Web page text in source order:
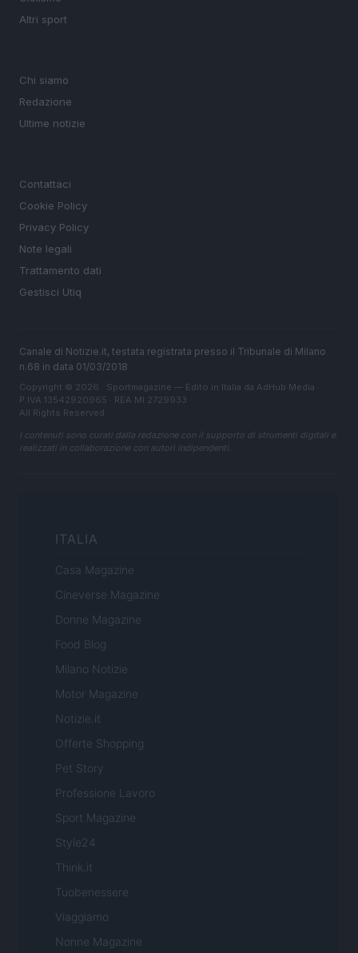
Altri sport
Chi siamo
Redazione
Ultime notizie
Contattaci
Cookie Policy
Privacy Policy
Note legali
Trattamento dati
Gestisci Utiq
Canale di Notizie.it, testata registrata presso il Tribunale di Milano
n.68 in data 01/03/2018
Copyright © 2026 · Sportmagazine — Edito in Italia da AdHub Media
P.IVA 13542920965 · REA MI 2729933
All Rights Reserved
I contenuti sono curati dalla redazione con il supporto di strumenti digitali e
realizzati in collaborazione con autori indipendenti.
ITALIA
Casa Magazine
Cineverse Magazine
Donne Magazine
Food Blog
Milano Notizie
Motor Magazine
Notizie.it
Offerte Shopping
Pet Story
Professione Lavoro
Sport Magazine
Style24
Think.it
Tuobenessere
Viaggiamo
Nonne Magazine